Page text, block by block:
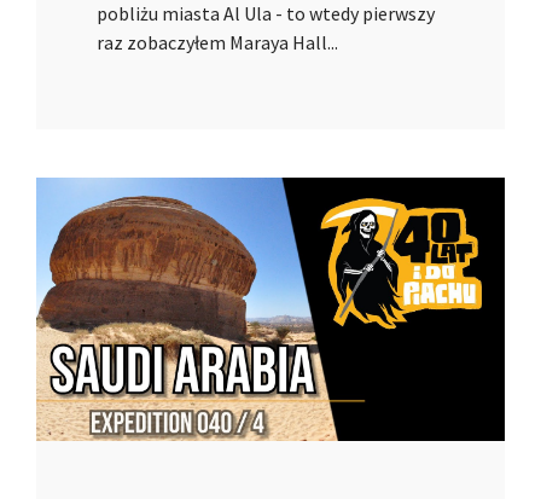
pobliżu miasta Al Ula - to wtedy pierwszy
raz zobaczyłem Maraya Hall...